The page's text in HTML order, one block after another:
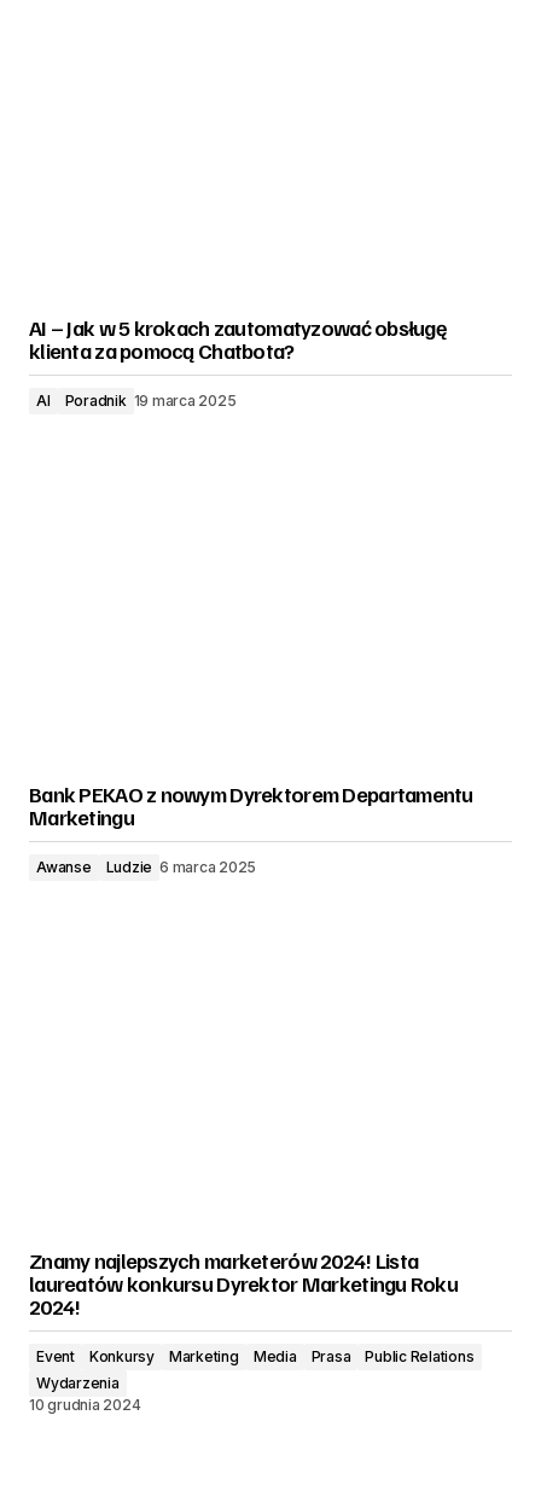
AI – Jak w 5 krokach zautomatyzować obsługę
klienta za pomocą Chatbota?
AI Poradnik 19 marca 2025
Bank PEKAO z nowym Dyrektorem Departamentu
Marketingu
Awanse Ludzie 6 marca 2025
Znamy najlepszych marketerów 2024! Lista
laureatów konkursu Dyrektor Marketingu Roku
2024!
Event Konkursy Marketing Media Prasa
Public Relations
Wydarzenia
10 grudnia 2024